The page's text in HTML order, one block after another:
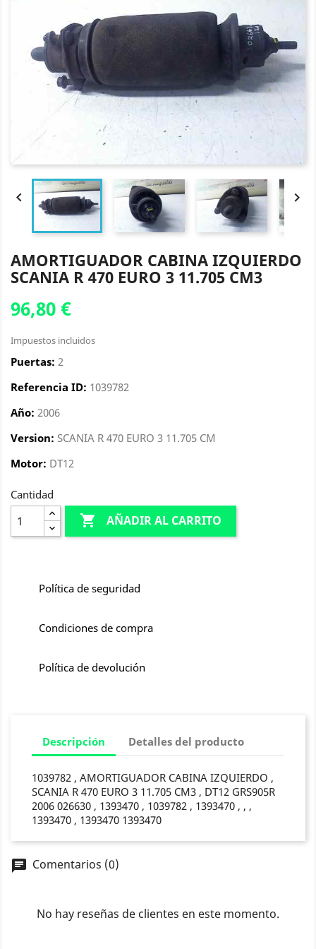
 
AMORTIGUADOR CABINA IZQUIERDO
SCANIA R 470 EURO 3 11.705 CM3
96,80 €
Impuestos incluidos
Puertas: 2
Referencia ID: 1039782
Año: 2006
Version: SCANIA R 470 EURO 3 11.705 CM
Motor: DT12
Cantidad
 AÑADIR AL CARRITO
Política de seguridad
Condiciones de compra
Política de devolución
Descripción Detalles del producto
1039782 , AMORTIGUADOR CABINA IZQUIERDO ,
SCANIA R 470 EURO 3 11.705 CM3 , DT12 GRS905R
2006 026630 , 1393470 , 1039782 , 1393470 , , ,
1393470 , 1393470 1393470
chat Comentarios (0)
No hay reseñas de clientes en este momento.